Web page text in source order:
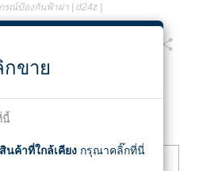
รณ์ป้องกันฟ้าผ่า| d24z|
Device d24z
กขาย
นี้
นค้าที่ใกล้เคียง กรุณาคลิ๊กที่นี่